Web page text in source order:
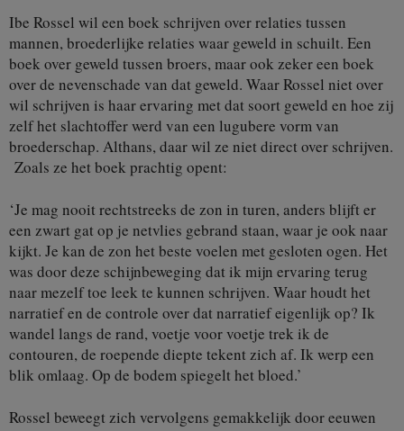
Ibe Rossel wil een boek schrijven over relaties tussen
mannen, broederlijke relaties waar geweld in schuilt. Een
boek over geweld tussen broers, maar ook zeker een boek
over de nevenschade van dat geweld. Waar Rossel niet over
wil schrijven is haar ervaring met dat soort geweld en hoe zij
zelf het slachtoffer werd van een lugubere vorm van
broederschap. Althans, daar wil ze niet direct over schrijven.
Zoals ze het boek prachtig opent:
‘Je mag nooit rechtstreeks de zon in turen, anders blijft er
een zwart gat op je netvlies gebrand staan, waar je ook naar
kijkt. Je kan de zon het beste voelen met gesloten ogen. Het
was door deze schijnbeweging dat ik mijn ervaring terug
naar mezelf toe leek te kunnen schrijven. Waar houdt het
narratief en de controle over dat narratief eigenlijk op? Ik
wandel langs de rand, voetje voor voetje trek ik de
contouren, de roepende diepte tekent zich af. Ik werp een
blik omlaag. Op de bodem spiegelt het bloed.’
Rossel beweegt zich vervolgens gemakkelijk door eeuwen